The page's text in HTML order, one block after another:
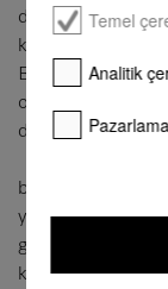
kısmi teslimat
Birbirleriyle
oluşmadığı
değerlendirilebilir.
b) Teslimat,
yapılır. Gönderi
gönderiler
karşı
Temel
Analitik